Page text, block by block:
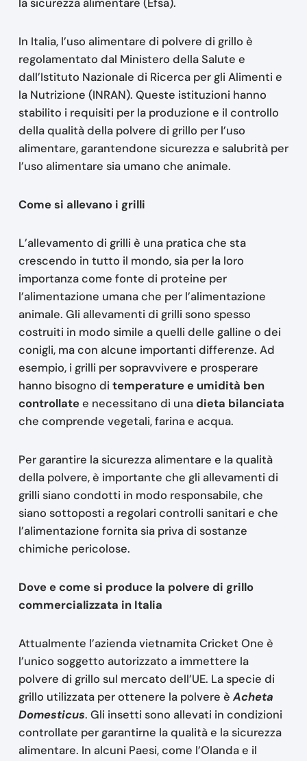
la sicurezza alimentare (Efsa).
In Italia, l’uso alimentare di polvere di grillo è
regolamentato dal Ministero della Salute e
dall’Istituto Nazionale di Ricerca per gli Alimenti e
la Nutrizione (INRAN). Queste istituzioni hanno
stabilito i requisiti per la produzione e il controllo
della qualità della polvere di grillo per l’uso
alimentare, garantendone sicurezza e salubrità per
l’uso alimentare sia umano che animale.
Come si allevano i grilli
L’allevamento di grilli è una pratica che sta
crescendo in tutto il mondo, sia per la loro
importanza come fonte di proteine per
l’alimentazione umana che per l’alimentazione
animale. Gli allevamenti di grilli sono spesso
costruiti in modo simile a quelli delle galline o dei
conigli, ma con alcune importanti differenze. Ad
esempio, i grilli per sopravvivere e prosperare
hanno bisogno di temperature e umidità ben
controllatee necessitano di unadieta bilanciata
che comprende vegetali, farina e acqua.
Per garantire la sicurezza alimentare e la qualità
della polvere, è importante che gli allevamenti di
grilli siano condotti in modo responsabile, che
siano sottoposti a regolari controlli sanitari e che
l’alimentazione fornita sia priva di sostanze
chimiche pericolose.
Dove e come si produce la polvere di grillo
commercializzata in Italia
Attualmente l’azienda vietnamita Cricket One è
l’unico soggetto autorizzato a immettere la
polvere di grillo sul mercato dell’UE. La specie di
grillo utilizzata per ottenere la polvere èAcheta
Domesticus. Gli insetti sono allevati in condizioni
controllate per garantirne la qualità e la sicurezza
alimentare. In alcuni Paesi, come l’Olanda e il